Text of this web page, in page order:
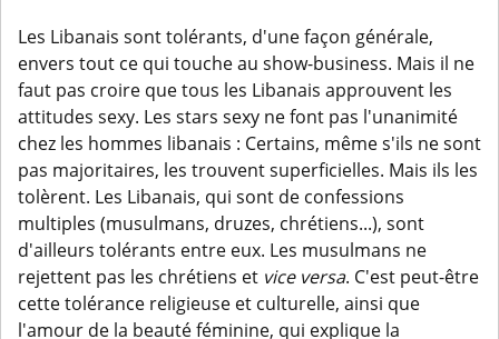
Les Libanais sont tolérants, d'une façon générale,
envers tout ce qui touche au show-business. Mais il ne
faut pas croire que tous les Libanais approuvent les
attitudes sexy. Les stars sexy ne font pas l'unanimité
chez les hommes libanais : Certains, même s'ils ne sont
pas majoritaires, les trouvent superficielles. Mais ils les
tolèrent. Les Libanais, qui sont de confessions
multiples (musulmans, druzes, chrétiens...), sont
d'ailleurs tolérants entre eux. Les musulmans ne
rejettent pas les chrétiens et vice versa. C'est peut-être
cette tolérance religieuse et culturelle, ainsi que
l'amour de la beauté féminine, qui explique la